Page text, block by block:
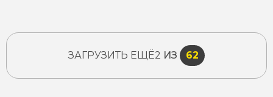
ЗАГРУЗИТЬ ЕЩЁ2 ИЗ 62